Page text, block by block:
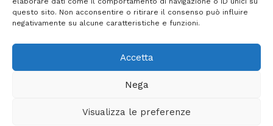
questo sito. Non acconsentire o ritirare il consenso può influire
negativamente su alcune caratteristiche e funzioni.
Accetta
Nega
Visualizza le preferenze
7 AGOSTO 2026
Giornale Ibleo © 2023 - Powered byStudio Greco - Consulenza